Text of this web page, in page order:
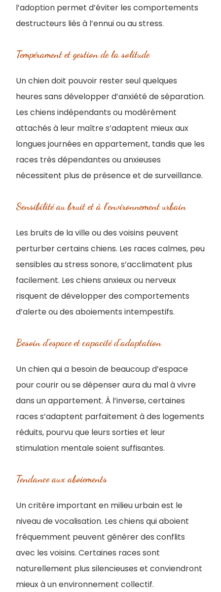
l’adoption permet d’éviter les comportements
destructeurs liés à l’ennui ou au stress.
Tempérament et gestion de la solitude
Un chien doit pouvoir rester seul quelques
heures sans développer d’anxiété de séparation.
Les chiens indépendants ou modérément
attachés à leur maître s’adaptent mieux aux
longues journées en appartement, tandis que les
races très dépendantes ou anxieuses
nécessitent plus de présence et de surveillance.
Sensibilité au bruit et à l’environnement urbain
Les bruits de la ville ou des voisins peuvent
perturber certains chiens. Les races calmes, peu
sensibles au stress sonore, s’acclimatent plus
facilement. Les chiens anxieux ou nerveux
risquent de développer des comportements
d’alerte ou des aboiements intempestifs.
Besoin d’espace et capacité d’adaptation
Un chien qui a besoin de beaucoup d’espace
pour courir ou se dépenser aura du mal à vivre
dans un appartement. À l’inverse, certaines
races s’adaptent parfaitement à des logements
réduits, pourvu que leurs sorties et leur
stimulation mentale soient suffisantes.
Tendance aux aboiements
Un critère important en milieu urbain est le
niveau de vocalisation. Les chiens qui aboient
fréquemment peuvent générer des conflits
avec les voisins. Certaines races sont
naturellement plus silencieuses et conviendront
mieux à un environnement collectif.